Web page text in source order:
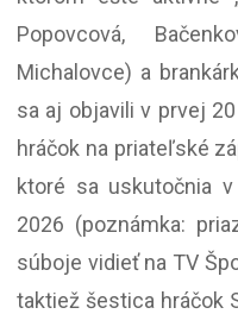
Popovcová,
Michalovce) a
sa aj objavili v prvej
hráčok na priateľské
ktoré sa uskutočnia
2026 (poznámka:
súboje vidieť na TV
taktiež šestica hráčok